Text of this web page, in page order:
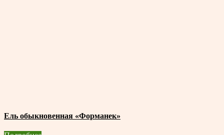
Ель обыкновенная «Форманек»